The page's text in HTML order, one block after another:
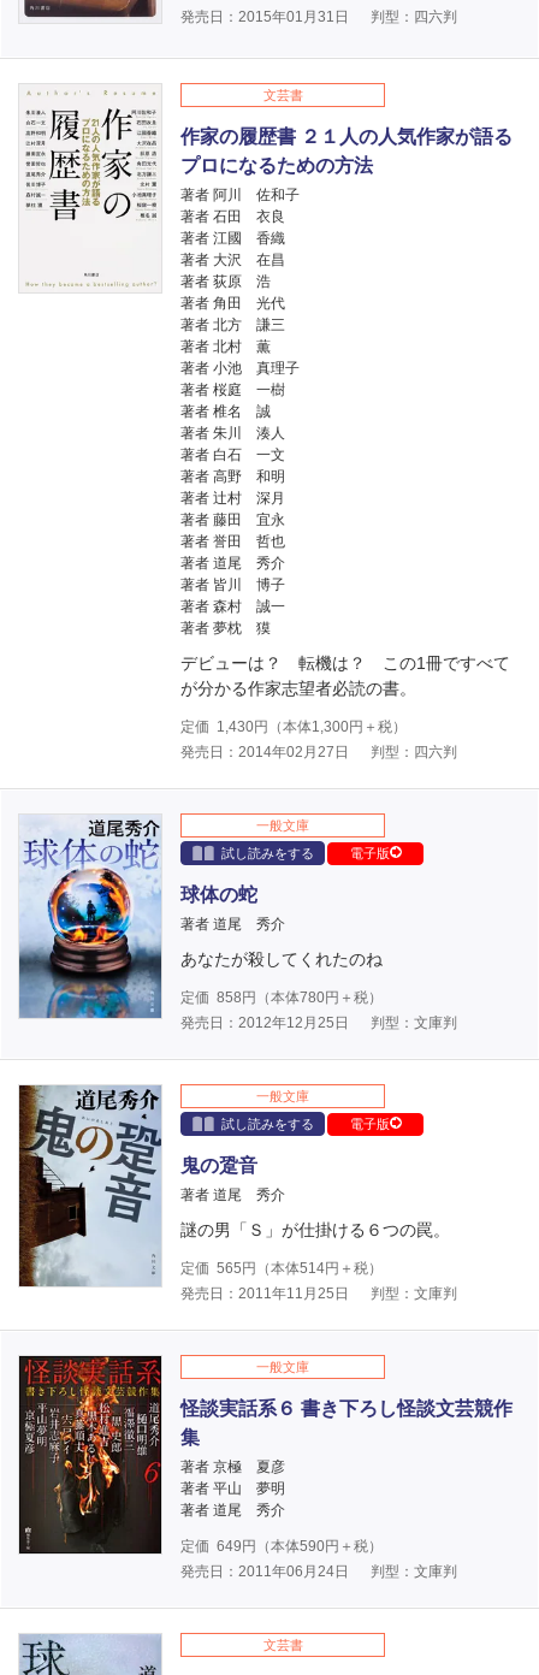
発売日：2015年01月31日 判型：四六判
文芸書
作家の履歴書 ２１人の人気作家が語る
プロになるための方法
著者 阿川 佐和子
著者 石田 衣良
著者 江國 香織
著者 大沢 在昌
著者 荻原 浩
著者 角田 光代
著者 北方 謙三
著者 北村 薫
著者 小池 真理子
著者 桜庭 一樹
著者 椎名 誠
著者 朱川 湊人
著者 白石 一文
著者 高野 和明
著者 辻村 深月
著者 藤田 宜永
著者 誉田 哲也
著者 道尾 秀介
著者 皆川 博子
著者 森村 誠一
著者 夢枕 獏
デビューは？ 転機は？ この1冊ですべて
が分かる作家志望者必読の書。
定価 1,430円（本体1,300円＋税）
発売日：2014年02月27日
判型：四六判
一般文庫
試し読みをする
電子版
球体の蛇
著者 道尾 秀介
あなたが殺してくれたのね
定価 858 円（本体780円＋税）
発売日：2012年12月25日
判型：文庫判
一般文庫
試し読みをする
電子版
鬼の跫音
著者 道尾 秀介
謎の男「Ｓ」が仕掛ける６つの罠。
定価 565 円（本体514円＋税）
発売日：2011年11月25日
判型：文庫判
一般文庫
怪談実話系６ 書き下ろし怪談文芸競作
集
著者 京極 夏彦
著者 平山 夢明
著者 道尾 秀介
定価 649 円（本体590円＋税）
発売日：2011年06月24日
判型：文庫判
文芸書